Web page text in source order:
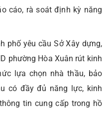
cáo, rà soát định kỳ năng
phố yêu cầu Sở Xây dựng,
phường Hòa Xuân rút kinh
lựa chọn nhà thầu, bảo
có đầy đủ năng lực, kinh
tin cung cấp trong hồ